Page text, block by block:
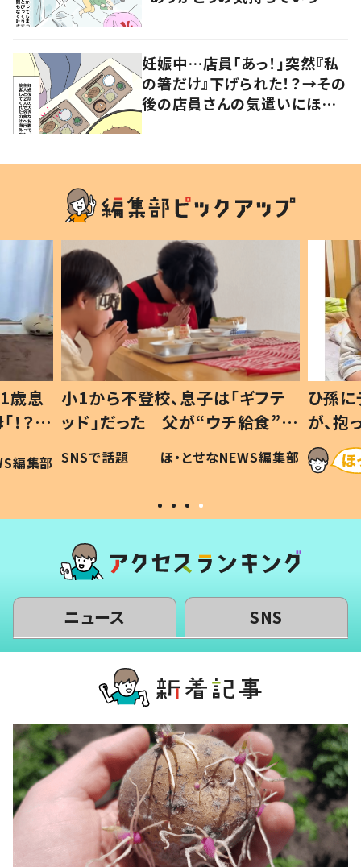
妊娠中…店員「あっ！」突然『私
の箸だけ』下げられた！？→その
後の店員さんの気遣いにほっこ
歳息
？」
編集部
小1から不登校、息子は「ギフテ
ッド」だった 父が“ウチ給食”を
作り続ける理由とは #令和の親
#令和の子
SNSで話題 ほ・とせなNEWS編集部
ひ孫
が、
「涙が
い」
ニュース SNS